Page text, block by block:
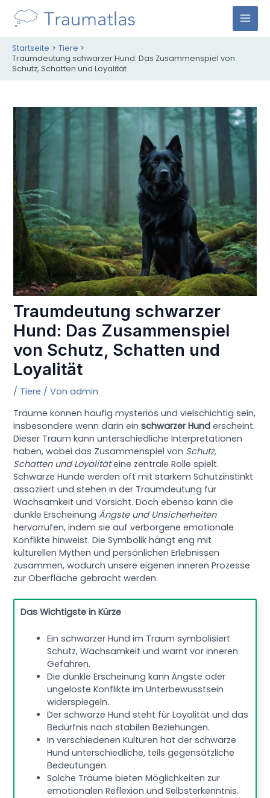
Inhalt
springen
M
M
E
U
Startseite
Tiere
Traumdeutung schwarzer Hund: Das Zusammenspiel von
Schutz, Schatten und Loyalität
Traumdeutung schwarzer
Hund: Das Zusammenspiel
von Schutz, Schatten und
Loyalität
/ Tiere / Vonadmin
Träume können häufig mysteriös und vielschichtig sein,
insbesondere wenn darin einschwarzer Hund erscheint.
Dieser Traum kann unterschiedliche Interpretationen
haben, wobei das Zusammenspiel von Schutz,
Schatten und Loyalitäteine zentrale Rolle spielt.
Schwarze Hunde werden oft mit starkem Schutzinstinkt
assoziiert und stehen in der Traumdeutung für
Wachsamkeit und Vorsicht. Doch ebenso kann die
dunkle ErscheinungÄngste und Unsicherheiten
hervorrufen, indem sie auf verborgene emotionale
Konflikte hinweist. Die Symbolik hängt eng mit
kulturellen Mythen und persönlichen Erlebnissen
zusammen, wodurch unsere eigenen inneren Prozesse
zur Oberfläche gebracht werden.
Das Wichtigste in Kürze
Ein schwarzer Hund im Traum symbolisiert
Schutz, Wachsamkeit und warnt vor inneren
Gefahren.
Die dunkle Erscheinung kann Ängste oder
ungelöste Konflikte im Unterbewusstsein
widerspiegeln.
Der schwarze Hund steht für Loyalität und das
Bedürfnis nach stabilen Beziehungen.
In verschiedenen Kulturen hat der schwarze
Hund unterschiedliche, teils gegensätzliche
Bedeutungen.
Solche Träume bieten Möglichkeiten zur
emotionalen Reflexion und Selbsterkenntnis.